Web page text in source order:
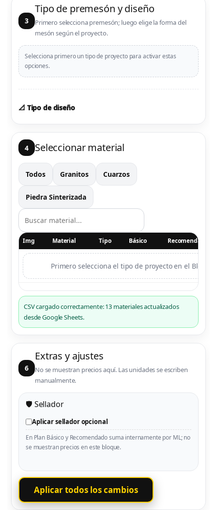
3
Tipo de premesón y diseño
Primero selecciona premesón; luego elige la forma del
mesón según el proyecto.
Selecciona primero un tipo de proyecto para activar estas
opciones.
📐 Tipo de diseño
4 Seleccionar material
Todos Granitos Cuarzos
Piedra Sinterizada
Img Material Tipo Básico Recomendado
Primero selecciona el tipo de proyecto en el
CSV cargado correctamente: 13 materiales actualizados
desde Google Sheets.
6
Extras y ajustes
No se muestran precios aquí. Las unidades se escriben
manualmente.
🛡️ Sellador
Aplicar sellador opcional
En Plan Básico y Recomendado suma internamente por ML; no
se muestran precios en este bloque.
Aplicar todos los cambios